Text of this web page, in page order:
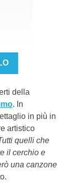
della
. In
in più in
artistico
quelli che
il cerchio e
una canzone